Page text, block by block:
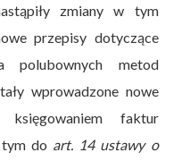
zmiany w tym
przepisy dotyczące
polubownych metod
wprowadzone nowe
faktur
do art. 14 ustawy o